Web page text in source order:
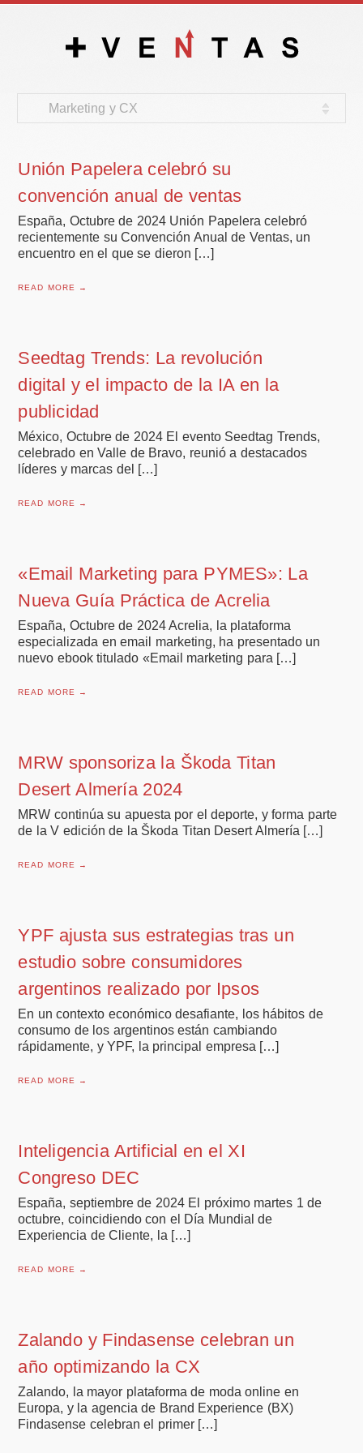
Marketing y CX
Unión Papelera celebró su
convención anual de ventas
España, Octubre de 2024 Unión Papelera celebró
recientemente su Convención Anual de Ventas, un
encuentro en el que se dieron […]
READ MORE →
Seedtag Trends: La revolución
digital y el impacto de la IA en la
publicidad
México, Octubre de 2024 El evento Seedtag Trends,
celebrado en Valle de Bravo, reunió a destacados
líderes y marcas del […]
READ MORE →
«Email Marketing para PYMES»: La
Nueva Guía Práctica de Acrelia
España, Octubre de 2024 Acrelia, la plataforma
especializada en email marketing, ha presentado un
nuevo ebook titulado «Email marketing para […]
READ MORE →
MRW sponsoriza la Škoda Titan
Desert Almería 2024
MRW continúa su apuesta por el deporte, y forma parte
de la V edición de la Škoda Titan Desert Almería […]
READ MORE →
YPF ajusta sus estrategias tras un
estudio sobre consumidores
argentinos realizado por Ipsos
En un contexto económico desafiante, los hábitos de
consumo de los argentinos están cambiando
rápidamente, y YPF, la principal empresa […]
READ MORE →
Inteligencia Artificial en el XI
Congreso DEC
España, septiembre de 2024 El próximo martes 1 de
octubre, coincidiendo con el Día Mundial de
Experiencia de Cliente, la […]
READ MORE →
Zalando y Findasense celebran un
año optimizando la CX
Zalando, la mayor plataforma de moda online en
Europa, y la agencia de Brand Experience (BX)
Findasense celebran el primer […]